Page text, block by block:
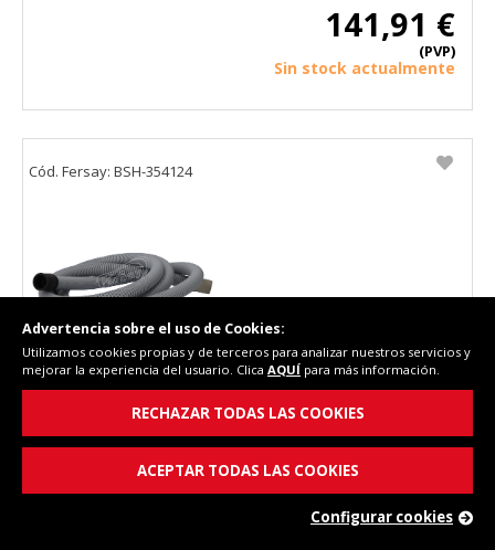
141,91 €
(PVP)
Sin stock actualmente
Tubo desague Siemens WM54880EE-11 00354124
Longitud 235 cm
Cód. Fersay: BSH-354124
Advertencia sobre el uso de Cookies:
Utilizamos cookies propias y de terceros para analizar nuestros servicios y
mejorar la experiencia del usuario. Clica AQUÍ para más información.
RECHAZAR TODAS LAS COOKIES
ACEPTAR TODAS LAS COOKIES
Configurar cookies